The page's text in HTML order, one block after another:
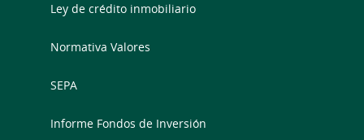
Ley de crédito inmobiliario
Normativa Valores
SEPA
Informe Fondos de Inversión